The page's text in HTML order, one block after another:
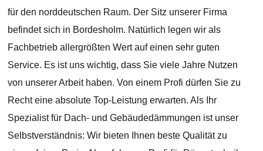
für den norddeutschen Raum. Der Sitz unserer Firma
befindet sich in Bordesholm. Natürlich legen wir als
Fachbetrieb allergrößten Wert auf einen sehr guten
Service. Es ist uns wichtig, dass Sie viele Jahre Nutzen
von unserer Arbeit haben. Von einem Profi dürfen Sie zu
Recht eine absolute Top-Leistung erwarten. Als Ihr
Spezialist für Dach- und Gebäudedämmungen ist unser
Selbstverständnis: Wir bieten Ihnen beste Qualität zu